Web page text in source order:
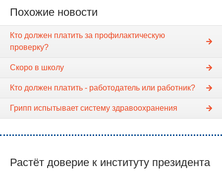
Похожие новости
Кто должен платить за профилактическую
проверку?
Скоро в школу
Кто должен платить - работодатель или работник?
Грипп испытывает систему здравоохранения
Растёт доверие к институту президента